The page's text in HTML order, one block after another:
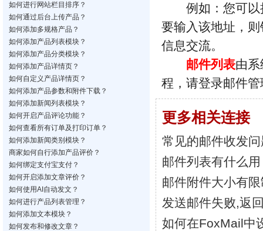
如何进行网站栏目排序？
如何通过后台上传产品？
如何添加多规格产品？
如何添加产品列表模块？
如何添加产品分类模块？
如何添加产品详情页？
如何自定义产品详情页？
如何添加产品参数和附件下载？
如何添加新闻列表模块？
如何开启产品评论功能？
如何查看所有订单及打印订单？
如何添加新闻类别模块？
商家如何自行添加产品评价？
如何绑定支付宝支付？
如何开启添加文章评价？
如何使用AI自动发文？
如何进行产品列表管理？
如何添加文本模块？
如何发布和修改文章？
例如：您可以
要输入该地址，
信息交流。
邮件列表由
程，请登录邮件
更多相关连接
常见的邮件收发
邮件列表有什么用
邮件附件大小有
发送邮件失败,返
如何在FoxMail中